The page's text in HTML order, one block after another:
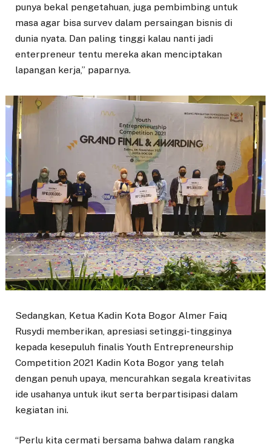
punya bekal pengetahuan, juga pembimbing untuk
masa agar bisa survev dalam persaingan bisnis di
dunia nyata. Dan paling tinggi kalau nanti jadi
enterpreneur tentu mereka akan menciptakan
lapangan kerja,” paparnya.
Sedangkan, Ketua Kadin Kota Bogor Almer Faiq
Rusydi memberikan, apresiasi setinggi-tingginya
kepada kesepuluh finalis Youth Entrepreneurship
Competition 2021 Kadin Kota Bogor yang telah
dengan penuh upaya, mencurahkan segala kreativitas
ide usahanya untuk ikut serta berpartisipasi dalam
kegiatan ini.
“Perlu kita cermati bersama bahwa dalam rangka